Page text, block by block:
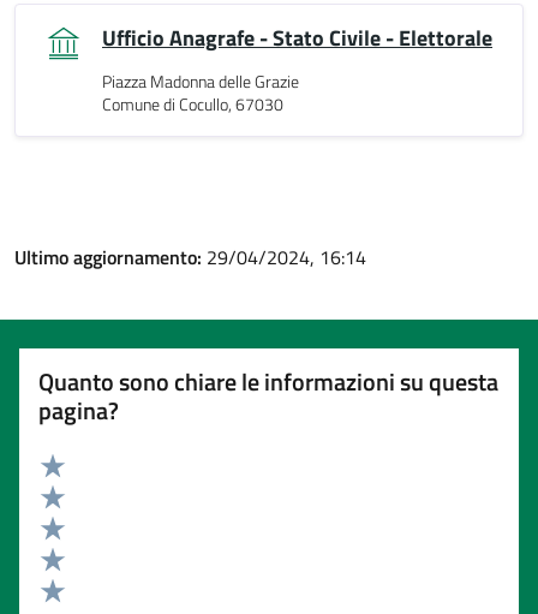
Ufficio Anagrafe - Stato Civile - Elettorale
Piazza Madonna delle Grazie
Comune di Cocullo, 67030
Ultimo aggiornamento: 29/04/2024, 16:14
Quanto sono chiare le informazioni su questa
pagina?
Valuta 5 stelle su 5
Valuta 4 stelle su 5
Valuta 3 stelle su 5
Valuta 2 stelle su 5